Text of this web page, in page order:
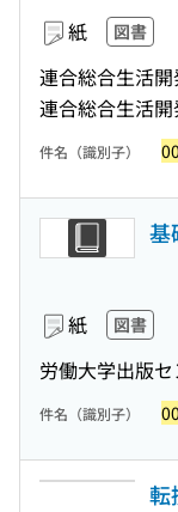
紙 図書
連合総合生活
連合総合生活
件名（識別子）
基
紙 図書
労働大学出版
件名（識別子）
転